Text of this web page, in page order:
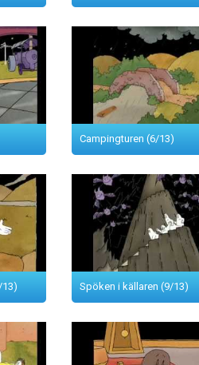
Campingturen (6/13)
Spöken i källaren (9/13)